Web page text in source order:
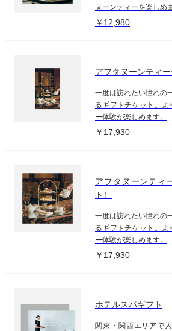
ヌーンティーを楽しめ
￥12,980
アフタヌーンティ
一度は訪れたい憧れの
るギフトチケット。よ
ー体験が楽しめます。
￥17,930
アフタヌーンティ
ト）
一度は訪れたい憧れの
るギフトチケット。よ
ー体験が楽しめます。
￥17,930
ホテルスパギフト
関東・関西エリアで